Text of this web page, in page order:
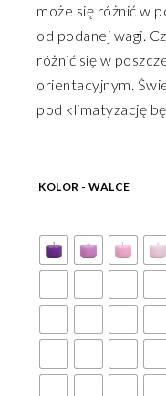
może się różnić w
od podanej wagi.
różnić się w
orientacyjnym.
pod klimatyzację
KOLOR - WALCE